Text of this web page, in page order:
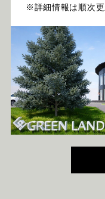
※詳細情報は順次更